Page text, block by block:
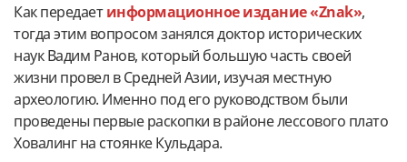
Как передаетинформационное издание «Znak»,
тогда этим вопросом занялся доктор исторических
наук Вадим Ранов, который большую часть своей
жизни провел в Средней Азии, изучая местную
археологию. Именно под его руководством были
проведены первые раскопки в районе лессового плато
Ховалинг на стоянке Кульдара.